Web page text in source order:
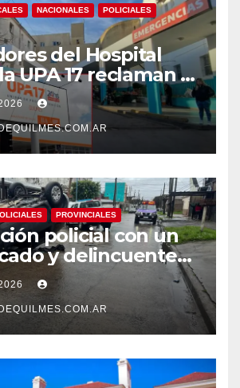
NACIONALES POLICIALES
del Hospital
UPA 17 reclaman el
de becarios y
PROVINCIALES
policial con un
y delincuentes
en San Francisco